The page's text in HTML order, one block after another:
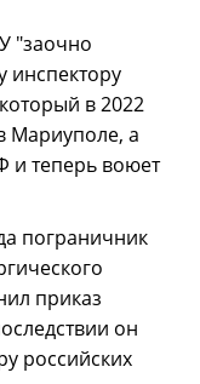
"заочно
в 2022
Мариуполе, а
и теперь воюет
пограничник
приказ
он
российских